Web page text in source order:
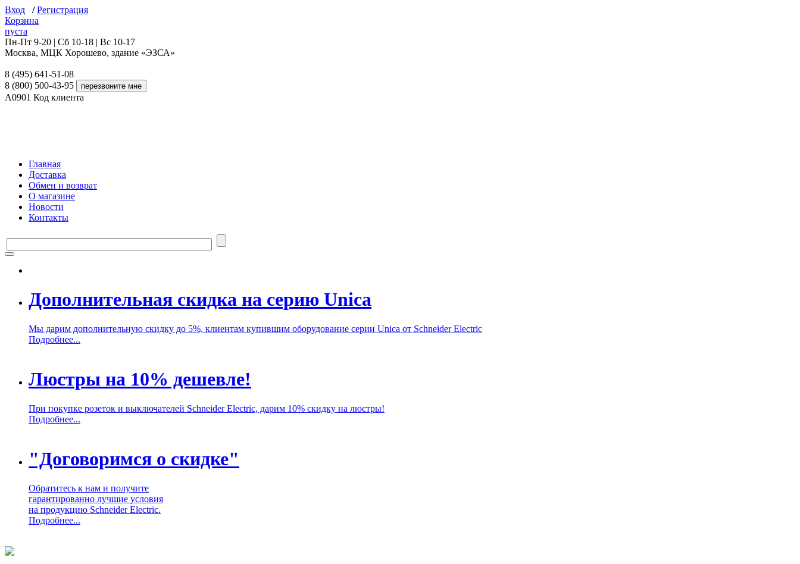
Вход / Регистрация
Корзина
пуста
Пн-Пт 9-20 | Сб 10-18 | Вс 10-17
Москва, МЦК Хорошево, здание «ЭЗСА»
8 (495) 641-51-08
8 (800) 500-43-95
A0901 Код клиента
Главная
Доставка
Обмен и возврат
О магазине
Новости
Контакты
Дополнительная скидка на серию Unica
Мы дарим дополнительную скидку до 5%, клиентам купившим оборудование серии Unica от Schneider Electric
Подробнее...
Люстры на 10% дешевле!
При покупке розеток и выключателей Schneider Electric, дарим 10% скидку на люстры!
Подробнее...
"Договоримся о скидке"
Обратитесь к нам и получите
гарантированно лучшие условия
на продукцию Schneider Electric.
Подробнее...